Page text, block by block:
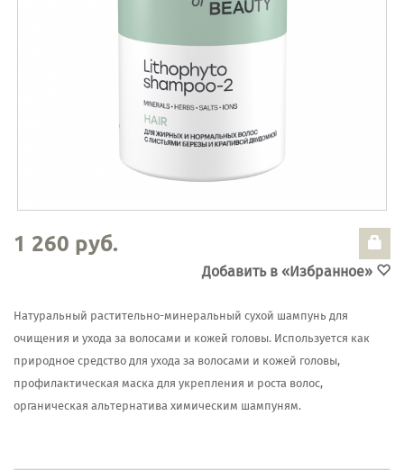
1 260 руб.
Добавить в «Избранное»
Натуральный растительно-минеральный сухой шампунь для
очищения и ухода за волосами и кожей головы. Используется как
природное средство для ухода за волосами и кожей головы,
профилактическая маска для укрепления и роста волос,
органическая альтернатива химическим шампуням.